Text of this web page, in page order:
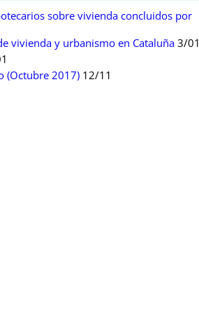
sobre vivienda concluidos por
vivienda y urbanismo en Cataluña3/01
(Octubre 2017) 12/11